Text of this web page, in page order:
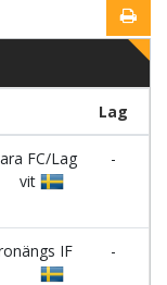
Lag
FC/Lag
vit
-
IF
-